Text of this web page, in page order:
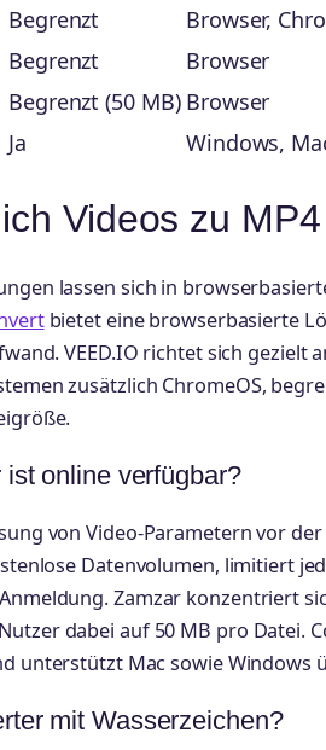
Begrenzt Browser,
Begrenzt Browser
Begrenzt (50 MB) Browser
Ja Windows,
Videos zu
lassen sich in
bietet eine browserbasierte
VEED.IO richtet sich gezielt
zusätzlich ChromeOS,
online verfügbar?
von Video-Parametern vor
Datenvolumen, limitiert
Zamzar konzentriert
dabei auf 50 MB pro Datei.
unterstützt Mac sowie Windows
mit Wasserzeichen?